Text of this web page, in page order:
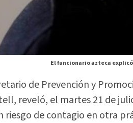
El funcionario azteca
de Prevención y
reveló, el martes 21 de
riesgo de contagio en otra